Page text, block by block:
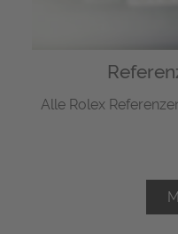
Alle Rolex